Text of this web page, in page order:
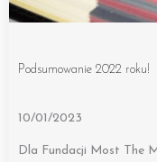
Podsumowanie 2022 roku!
10/01/2023
Dla Fundacji Most The